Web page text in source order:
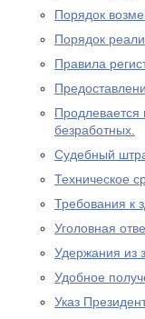
Порядок
Порядок
Правила
Продлевается
безработных.
Судебный
Техническое
Требования к
Уголовная
Удержания из
Удобное
Указ